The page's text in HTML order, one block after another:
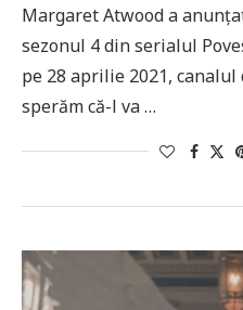
Margaret Atwood a
sezonul 4 din serialul
pe 28 aprilie 2021, canalul
sperăm că-l va …